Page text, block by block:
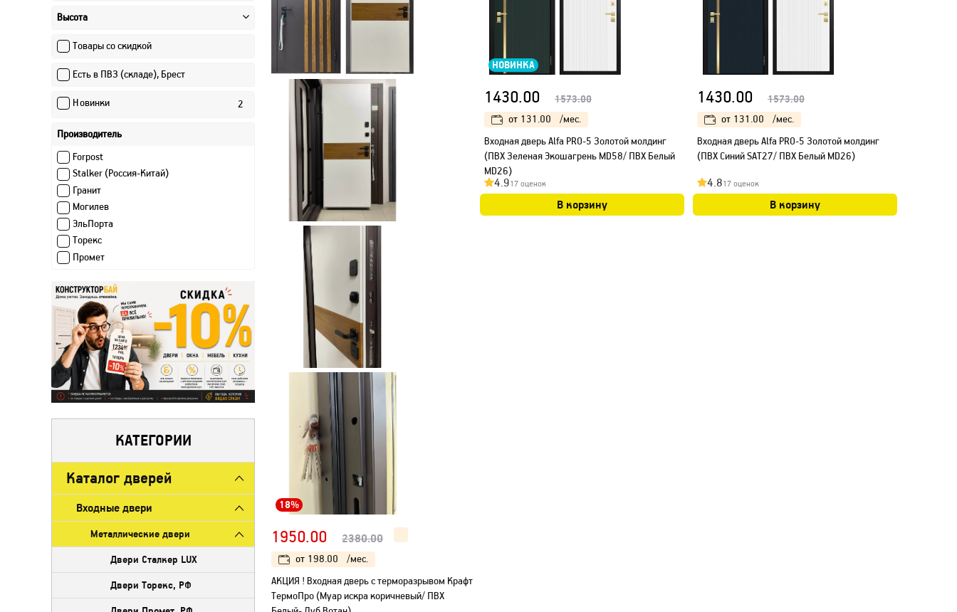
Высота
Товары со скидкой
Есть в ПВЗ (складе), Брест
Новинки 2
Производитель
Forpost
Stalker (Россия-Китай)
Гранит
Могилев
ЭльПорта
Торекс
Промет
КАТЕГОРИИ
Каталог дверей
Входные двери
Металлические двери
Двери Сталкер LUX
Двери Торекс, РФ
18%
1950.00 2380.00
от 198.00
/мес.
АКЦИЯ ! Входная дверь с терморазрывом Крафт
ТермоПро (Муар искра коричневый/ ПВХ
НОВИНКА
1430.00 1573.00
от 131.00
/мес.
Входная дверь Alfa PRO-5 Золотой молдинг
(ПВХ Зеленая Экошагрень MD58/ ПВХ Белый
MD26)
4.917 оценок
В корзину
1430.00 1573.00
от 131.00
/мес.
Входная дверь Alfa PRO-5 Золотой молдинг
(ПВХ Синий SAT27/ ПВХ Белый MD26)
4.817 оценок
В корзину